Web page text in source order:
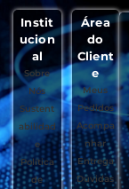
Instit
ucion
al
Sobre
Nós
Sustent
abilidad
e
Política
de
Área
do
Client
e
Meus
Pedidos
Acompa
nhar
Entrega
Dúvidas